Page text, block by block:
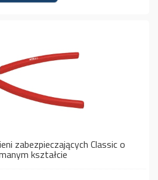
zabezpieczających Classic o
kształcie